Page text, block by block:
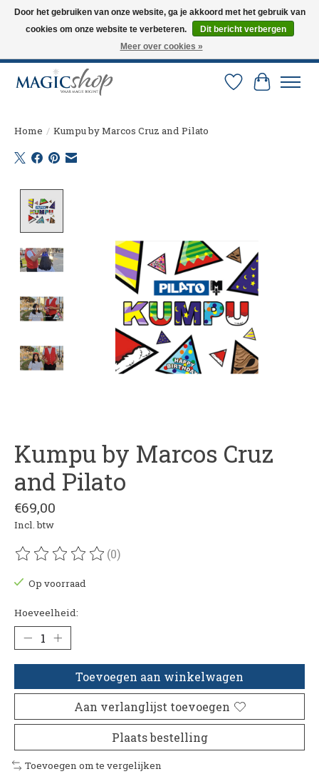
Altijd de nieuwste trucs op voorraad. Snelle verzending via PostNL en DHL.
Langskomen in onze winkel? Bel of mail om een afspraak te maken. 0251-
Verlanglijst
Home / Kumpu by Marcos Cruz and Pilato
Kumpu by Marcos Cruz
and Pilato
€69,00
Incl. btw
De beoordeling van dit product is
(0)
Op voorraad
Hoeveelheid:
Toevoegen aan winkelwagen
Aan verlanglijst toevoegen
Plaats bestelling
Toevoegen om te vergelijken
Door het gebruiken van onze website, ga je akkoord met het gebruik van
cookies om onze website te verbeteren.
Dit bericht verbergen
Meer over cookies »